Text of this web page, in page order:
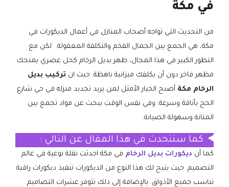
في مكة
من التحديث التي تواجه أصحاب المنازل في أعمال الديكورات في
مكة، هي الجمع بين الجمال الفخم والتكلفة المعقولة. لكن مع
التطور الكبير في هذا المجال، ظهر بديل الرخام كحل عصري يمنحك
مظهر فاخر دون أن يكلفك ميزانية باهظة. حيث ان تركيب بديل
الرخام مكة أصبح الخيار الأمثل لمن يريد تجديد منزله في حي شارع
الحج بأناقة وسرعة. وفي نفس الوقت يبحث عن مواد تجمع بين
المتانة وسهولة الصيانة.
كما سنتحدث في هذا المقال عن التالي :
كما أن ديكورات بديل الرخام في مكة احدثت نقلة نوعية في عالم
التصميم. حيث يتيح لك هذا النوع من الديكورات تنفيذ ديكورات راقية
تناسب جميع الأذواق. بالإضافة إلى ذلك تتوفر عشرات التصاميم